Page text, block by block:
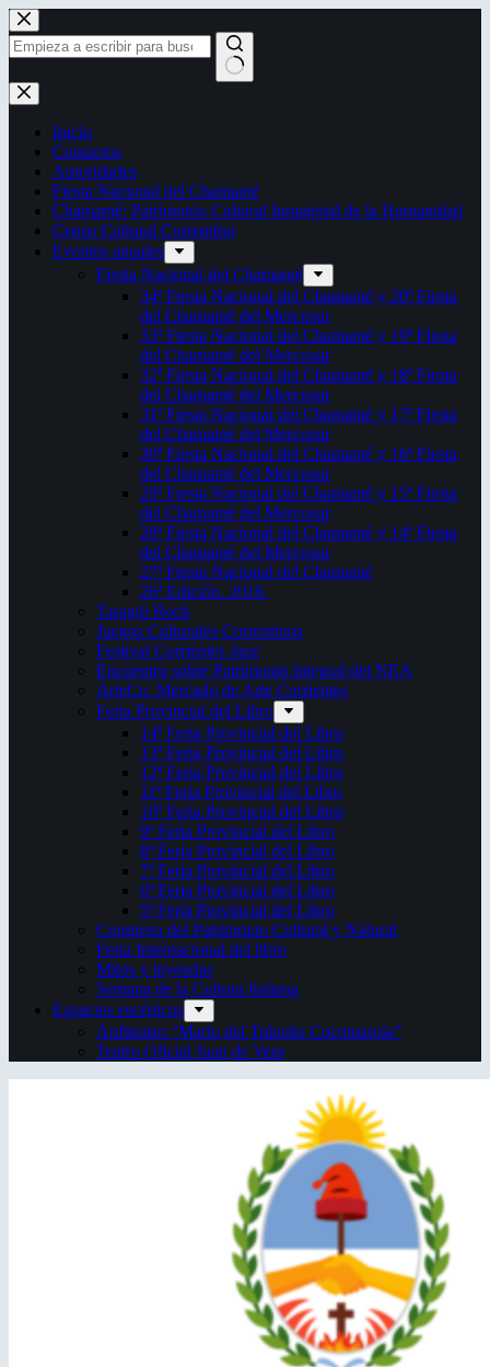
Saltar
al
contenido
Sin
resultados
Inicio
Contactos
Autoridades
Fiesta Nacional del Chamamé
Chamamé: Patrimonio Cultural Inmaterial de la Humanidad
Censo Cultural Correntino
Eventos anuales
Fiesta Nacional del Chamamé
34ª Fiesta Nacional del Chamamé y 20ª Fiesta
del Chamamé del Mercosur
33ª Fiesta Nacional del Chamamé y 19ª Fiesta
del Chamamé del Mercosur
32ª Fiesta Nacional del Chamamé y 18ª Fiesta
del Chamamé del Mercosur
31ª Fiesta Nacional del Chamamé y 17ª Fiesta
del Chamamé del Mercosur
30ª Fiesta Nacional del Chamamé y 16ª Fiesta
del Chamamé del Mercosur
29ª Fiesta Nacional del Chamamé y 15ª Fiesta
del Chamamé del Mercosur
28ª Fiesta Nacional del Chamamé y 14ª Fiesta
del Chamamé del Mercosur
27ª Fiesta Nacional del Chamamé
26ª Edición. 2016.
Taragüi Rock
Juegos Culturales Correntinos
Festival Corrientes Jazz
Encuentro sobre Patrimonio Integral del NEA
ArteCo. Mercado de Arte Corrientes
Feria Provincial del Libro
14ª Feria Provincial del Libro
13ª Feria Provincial del Libro
12ª Feria Provincial del Libro
11ª Feria Provincial del Libro
10ª Feria Provincial del Libro
9ª Feria Provincial del Libro
8ª Feria Provincial del Libro
7ª Feria Provincial del Libro
6ª Feria Provincial del Libro
5ª Feria Provincial del Libro
Congreso del Patrimonio Cultural y Natural
Feria Internacional del libro
Mitos y leyendas
Semana de la Cultura Italiana
Espacios escénicos
Anfiteatro “Mario del Tránsito Cocomarola”
Teatro Oficial Juan de Vera